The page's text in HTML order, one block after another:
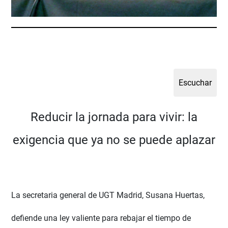
Reducir la jornada para vivir: la
exigencia que ya no se puede aplazar
La secretaria general de UGT Madrid, Susana Huertas,
defiende una ley valiente para rebajar el tiempo de